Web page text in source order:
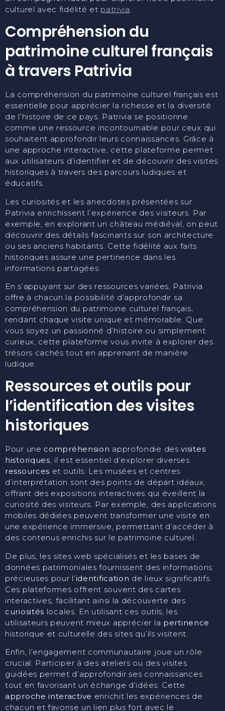
culturel avec fidélité et patrivia.
Compréhension du
patrimoine culturel français
à travers Patrivia
La compréhension du patrimoine culturel français est
essentielle pour apprécier la richesse et la diversité
de l’histoire de ce pays. Patrivia se positionne
comme une ressource incontournable pour ceux qui
souhaitent approfondir leurs connaissances. Grâce à
une approche interactive, cette plateforme permet
aux utilisateurs d’identifier et de découvrir des visites
historiques à travers des parcours ludiques et
éducatifs.
Les curiosités et les anecdotes présentées sur
Patrivia enrichissent l’expérience des visiteurs. Par
exemple, en explorant un château médiéval, on peut
découvrir des détails fascinants sur son architecture
ou ses anciens habitants. Cette fidélité aux faits
historiques assure une pertinence dans les
informations partagées.
En s’appuyant sur des ressources variées, Patrivia
offre à chacun la possibilité d’approfondir sa
compréhension du patrimoine culturel français,
rendant chaque visite unique et mémorable. Que
vous soyez un passionné d’histoire ou simplement
curieux, cette plateforme vous invite à explorer des
trésors cachés tout en apprenant de manière
ludique.
Ressources et outils pour
l’identification des visites
historiques
Pour une compréhension approfondie desvisites
historiques, il est essentiel d’explorer diverses
ressources et outils. Les musées et centres
d’interprétation sont des points de départ idéaux,
offrant des expositions interactives qui éveillent la
curiosité des visiteurs. Par exemple, des applications
mobiles dédiées peuvent transformer une visite en
une expérience immersive, permettant d’accéder à
des contenus enrichis sur le patrimoine culturel.
De plus, les sites web spécialisés et les bases de
données patrimoniales fournissent des informations
précieuses pour l’identification de lieux significatifs.
Ces plateformes offrent souvent des cartes
interactives, facilitant ainsi la découverte des
curiosités locales. En utilisant ces outils, les
utilisateurs peuvent mieux apprécier la pertinence
historique et culturelle des sites qu’ils visitent.
Enfin, l’engagement communautaire joue un rôle
crucial. Participer à des ateliers ou des visites
guidées permet d’approfondir ses connaissances
tout en favorisant un échange d’idées. Cette
approche interactive enrichit les expériences de
chacun et favorise un lien plus fort avec le